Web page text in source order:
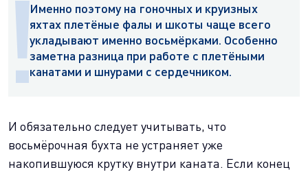
Именно поэтому на гоночных и круизных
яхтах плетёные фалы и шкоты чаще всего
укладывают именно восьмёрками. Особенно
заметна разница при работе с плетёными
канатами и шнурами с сердечником.
И обязательно следует учитывать, что
восьмёрочная бухта не устраняет уже
накопившуюся крутку внутри каната. Если конец